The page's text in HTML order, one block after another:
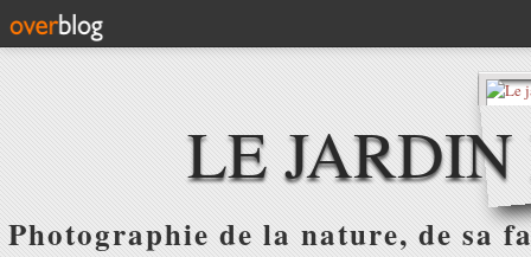
LE
Photographie de la nature, de sa